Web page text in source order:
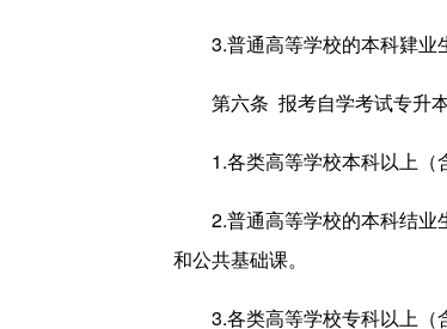
3.普通高等学校的本科肄业
第六条 报考自学考试专升
1.各类高等学校本科以上（
2.普通高等学校的本科结
和公共基础课。
3.各类高等学校专科以上